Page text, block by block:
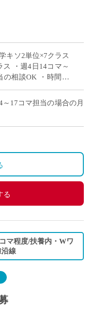
キソ2単位×7クラス
・週4日14コマ～
相談OK ・時間割
～17コマ担当の場合の月
合は、日割計算になり
る
マ程度/扶養内・Wワ
線